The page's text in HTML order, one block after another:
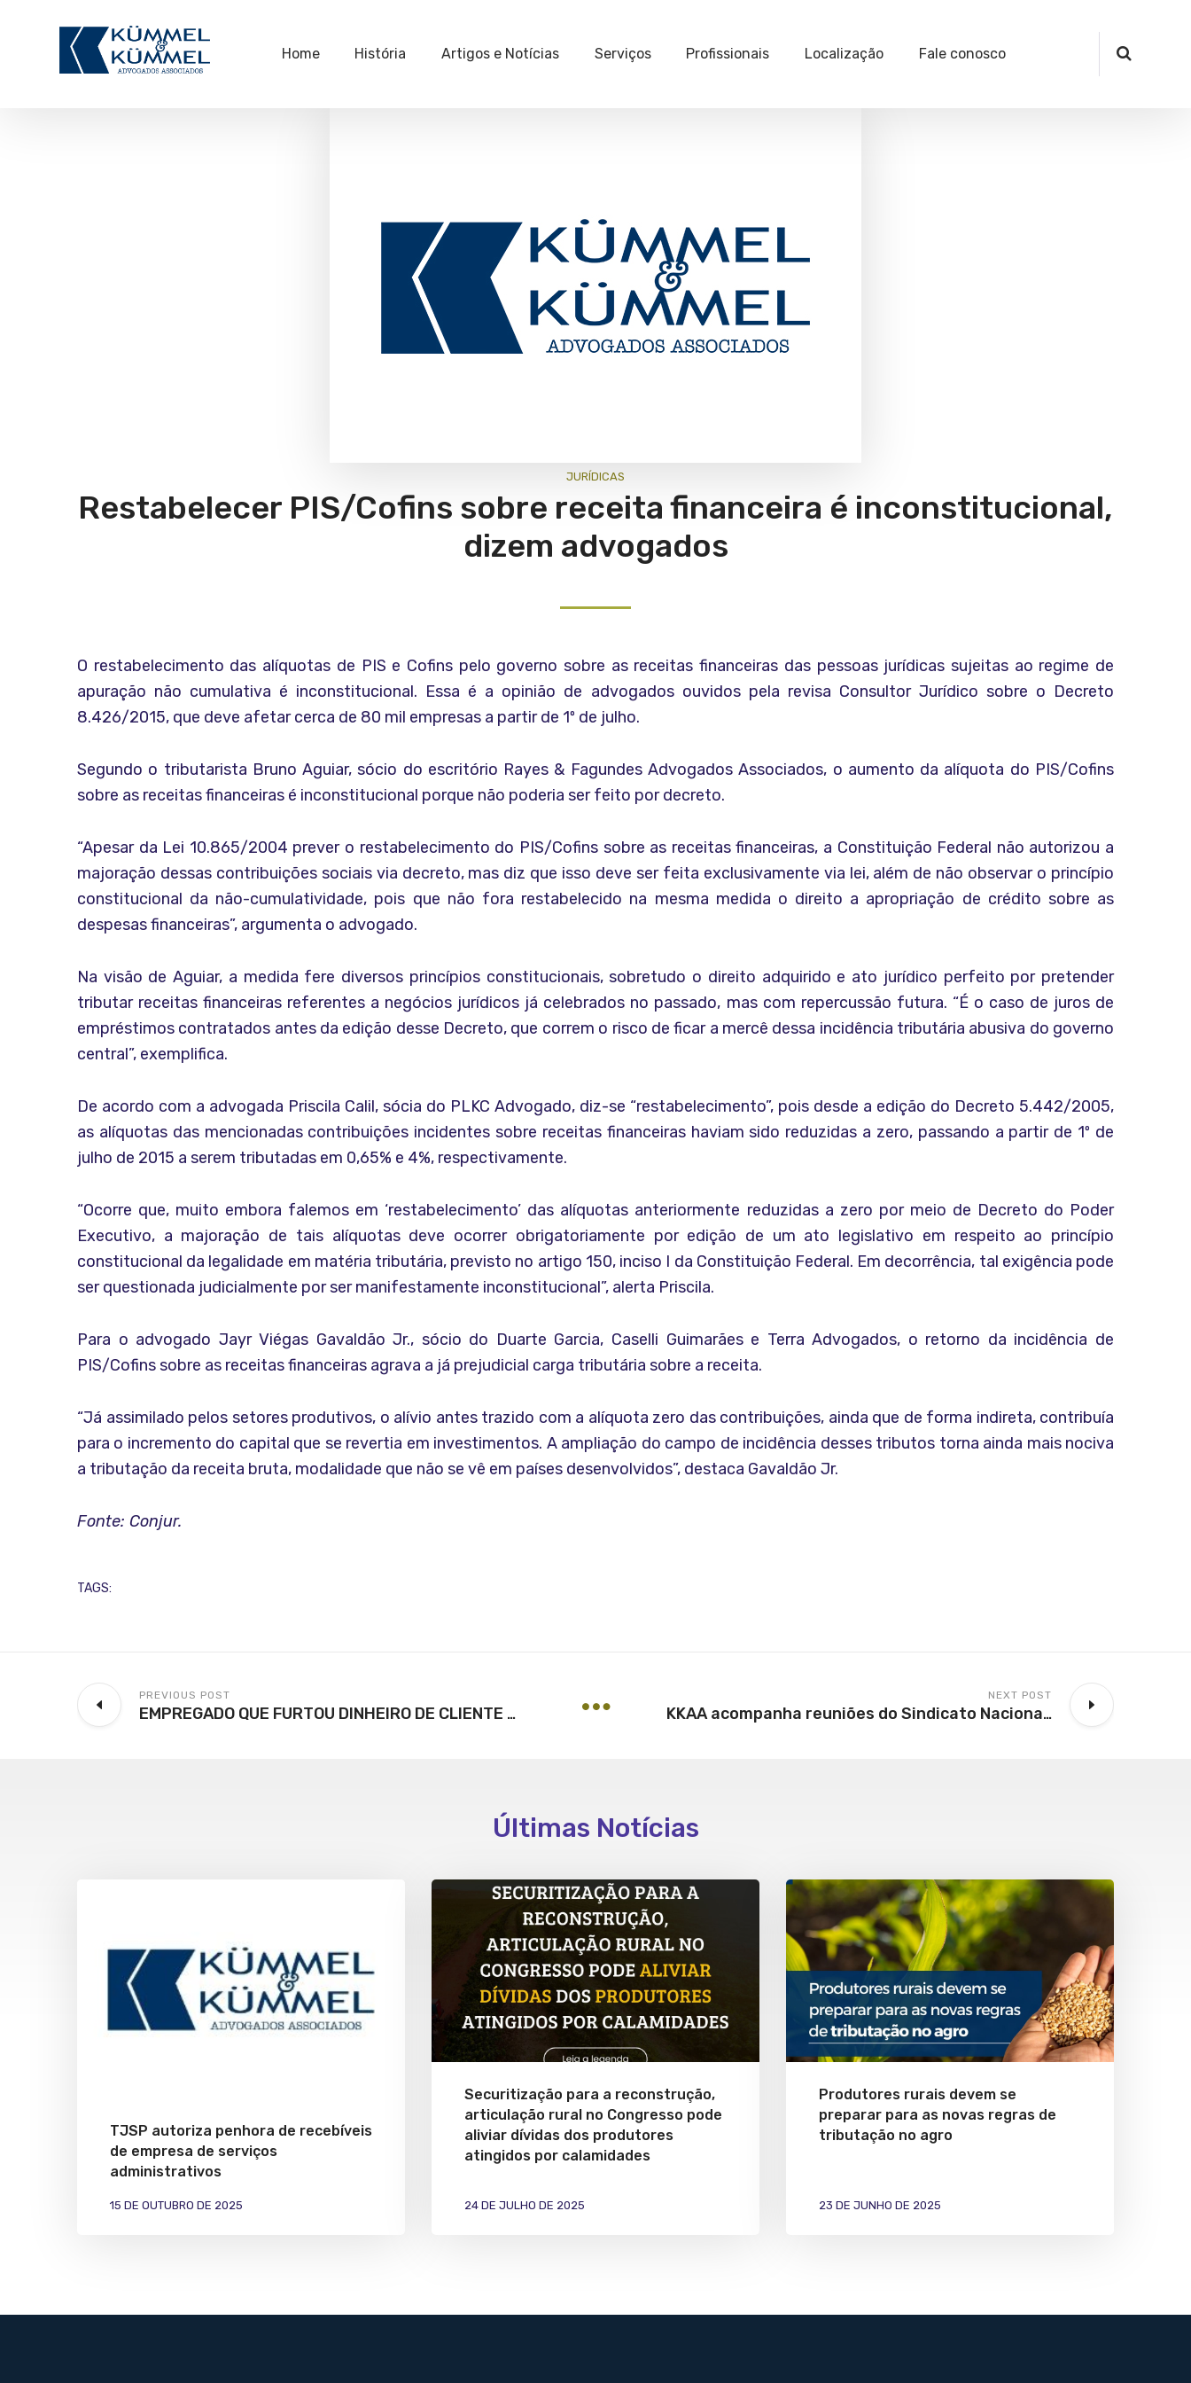
Home História Artigos e Notícias Serviços Profissionais Localização Fale conosco
JURÍ­DICAS
Restabelecer PIS/Cofins sobre receita financeira é inconstitucional,
dizem advogados
O restabelecimento das alíquotas de PIS e Cofins pelo governo sobre as receitas financeiras das pessoas jurídicas sujeitas ao regime de
apuração não cumulativa é inconstitucional. Essa é a opinião de advogados ouvidos pela revisa Consultor Jurídico sobre o Decreto
8.426/2015, que deve afetar cerca de 80 mil empresas a partir de 1º de julho.
Segundo o tributarista Bruno Aguiar, sócio do escritório Rayes & Fagundes Advogados Associados, o aumento da alíquota do PIS/Cofins
sobre as receitas financeiras é inconstitucional porque não poderia ser feito por decreto.
“Apesar da Lei 10.865/2004 prever o restabelecimento do PIS/Cofins sobre as receitas financeiras, a Constituição Federal não autorizou a
majoração dessas contribuições sociais via decreto, mas diz que isso deve ser feita exclusivamente via lei, além de não observar o princípio
constitucional da não-cumulatividade, pois que não fora restabelecido na mesma medida o direito a apropriação de crédito sobre as
despesas financeiras”, argumenta o advogado.
Na visão de Aguiar, a medida fere diversos princípios constitucionais, sobretudo o direito adquirido e ato jurídico perfeito por pretender
tributar receitas financeiras referentes a negócios jurídicos já celebrados no passado, mas com repercussão futura. “É o caso de juros de
empréstimos contratados antes da edição desse Decreto, que correm o risco de ficar a mercê dessa incidência tributária abusiva do governo
central”, exemplifica.
De acordo com a advogada Priscila Calil, sócia do PLKC Advogado, diz-se “restabelecimento”, pois desde a edição do Decreto 5.442/2005,
as alíquotas das mencionadas contribuições incidentes sobre receitas financeiras haviam sido reduzidas a zero, passando a partir de 1º de
julho de 2015 a serem tributadas em 0,65% e 4%, respectivamente.
“Ocorre que, muito embora falemos em ‘restabelecimento’ das alíquotas anteriormente reduzidas a zero por meio de Decreto do Poder
Executivo, a majoração de tais alíquotas deve ocorrer obrigatoriamente por edição de um ato legislativo em respeito ao princípio
constitucional da legalidade em matéria tributária, previsto no artigo 150, inciso I da Constituição Federal. Em decorrência, tal exigência pode
ser questionada judicialmente por ser manifestamente inconstitucional”, alerta Priscila.
Para o advogado Jayr Viégas Gavaldão Jr., sócio do Duarte Garcia, Caselli Guimarães e Terra Advogados, o retorno da incidência de
PIS/Cofins sobre as receitas financeiras agrava a já prejudicial carga tributária sobre a receita.
“Já assimilado pelos setores produtivos, o alívio antes trazido com a alíquota zero das contribuições, ainda que de forma indireta, contribuía
para o incremento do capital que se revertia em investimentos. A ampliação do campo de incidência desses tributos torna ainda mais nociva
a tributação da receita bruta, modalidade que não se vê em países desenvolvidos”, destaca Gavaldão Jr.
Fonte: Conjur.
TAGS:
PREVIOUS POST
EMPREGADO QUE FURTOU DINHEIRO DE CLIENTE PODE SER DEMITIDO POR JUSTA CAUSA, RECONHECE A JUSTIÇA DO TRABALHO
NEXT POST
KKAA acompanha reuniões do Sindicato Nacional de Empresas de Aviação Agrícola
Últimas Notícias
TJSP autoriza penhora de recebíveis
de empresa de serviços
administrativos
15 DE OUTUBRO DE 2025
Securitização para a reconstrução,
articulação rural no Congresso pode
aliviar dívidas dos produtores
atingidos por calamidades
24 DE JULHO DE 2025
Produtores rurais devem se
preparar para as novas regras de
tributação no agro
23 DE JUNHO DE 2025